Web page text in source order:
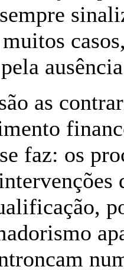
as
faz: os